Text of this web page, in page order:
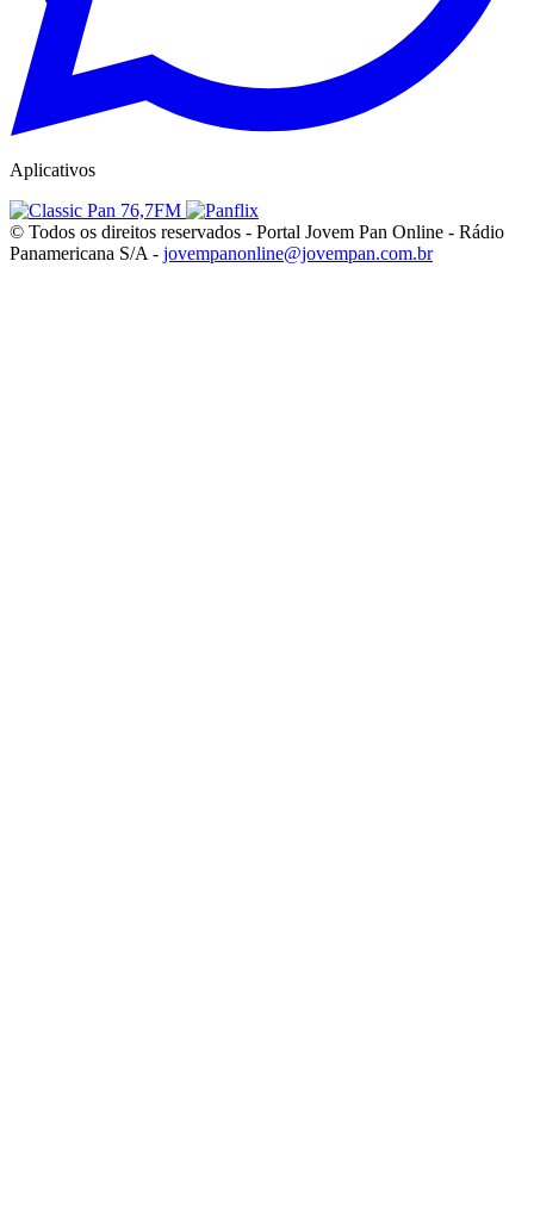
Aplicativos
© Todos os direitos reservados - Portal Jovem Pan Online - Rádio
Panamericana S/A - jovempanonline@jovempan.com.br